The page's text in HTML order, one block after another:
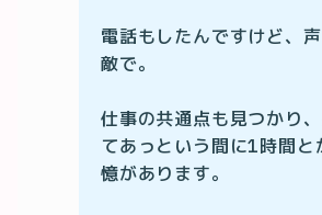
電話もしたんですけど、
敵で。
仕事の共通点も見つかり
てあっという間に1時間と
憶があります。